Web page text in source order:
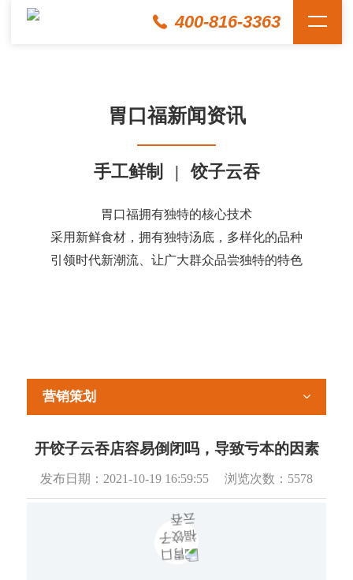
400-816-3363
胃口福新闻资讯
手工鲜制 | 饺子云吞
胃口福拥有独特的核心技术
采用新鲜食材，拥有独特汤底，多样化的品种
引领时代新潮流、让广大群众品尝独特的特色
营销策划
开饺子云吞店容易倒闭吗，导致亏本的因素
发布日期： 2021-10-19 16:59:55 浏览次数： 5578